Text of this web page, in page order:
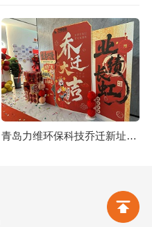
青岛力维环保科技乔迁新址：启航绿色发展新征程